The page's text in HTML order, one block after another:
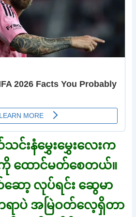
းနံမွှေးမွှေးလေးက
ထောင်မတ်စေတယ်။
ော့ လုပ်ရင်း ဆွေမာ
ာပဲ အမြဲဝတ်လေ့ရှိတာ